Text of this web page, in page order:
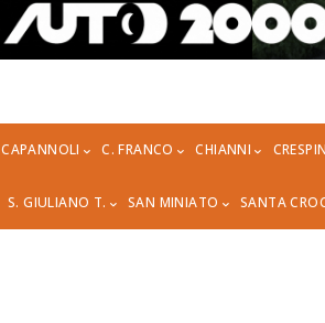
CAPANNOLI C. FRANCO CHIANNI
S. GIULIANO T. SAN MINIATO SANTA